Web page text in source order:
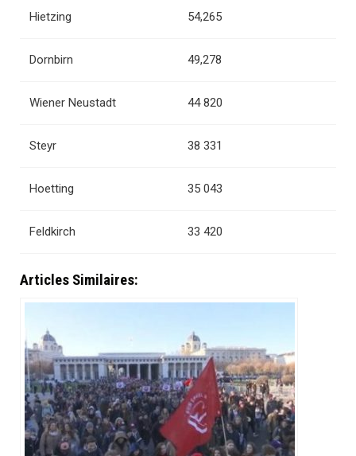
Hietzing 54,265
Dornbirn 49,278
Wiener Neustadt 44 820
Steyr 38 331
Hoetting 35 043
Feldkirch 33 420
Articles Similaires: